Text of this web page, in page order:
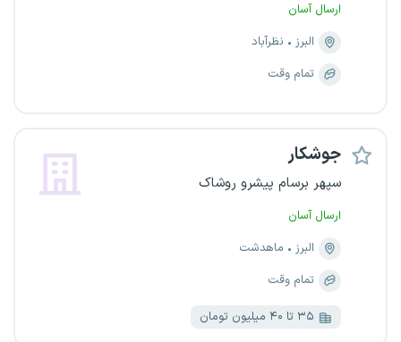
ارسال آسان
البرز
نظرآباد
تمام وقت
جوشکار
سپهر برسام پیشرو روشاک
ارسال آسان
البرز
ماهدشت
تمام وقت
۳۵ تا ۴۰ میلیون تومان